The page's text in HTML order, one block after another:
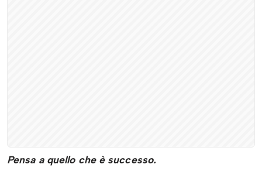
Pensa a quello che è successo.